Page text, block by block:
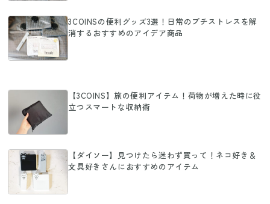
3COINSの便利グッズ3選！日常のプチストレスを解
消するおすすめのアイデア商品
【3COINS】旅の便利アイテム！荷物が増えた時に役
立つスマートな収納術
【ダイソー】見つけたら迷わず買って！ネコ好き＆
文具好きさんにおすすめのアイテム